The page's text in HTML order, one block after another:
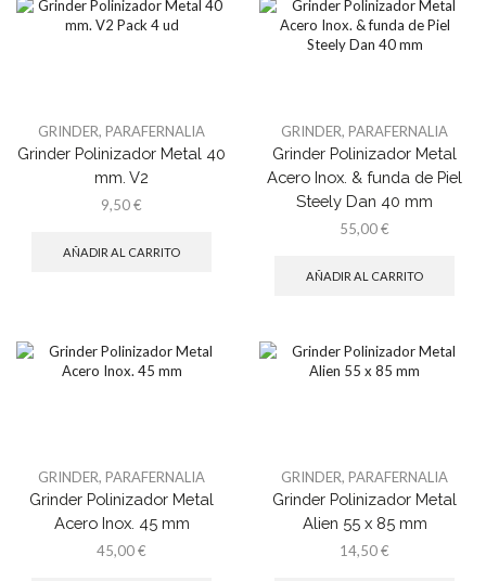
GRINDER, PARAFERNALIA
Grinder Polinizador Metal 40
mm. V2
9,50€
AÑADIR AL CARRITO
GRINDER, PARAFERNALIA
Grinder Polinizador Metal
Acero Inox. & funda de Piel
Steely Dan 40 mm
55,00€
AÑADIR AL CARRITO
GRINDER, PARAFERNALIA
Grinder Polinizador Metal
Acero Inox. 45 mm
45,00€
GRINDER, PARAFERNALIA
Grinder Polinizador Metal
Alien 55 x 85 mm
14,50€